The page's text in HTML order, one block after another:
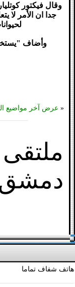
وقال فيكتور
جدا ان الأمر لا
وأضاف
« عرض آخر مواضيع
دمشق
هاتف شفاف تماما